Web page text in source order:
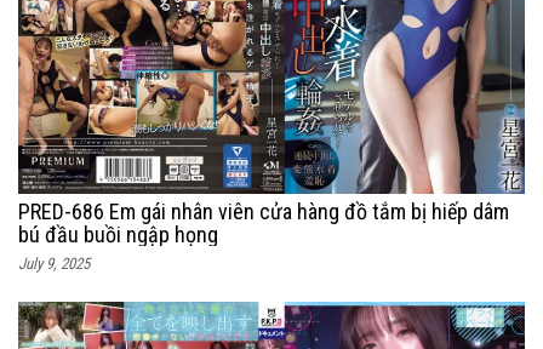
PRED-686 Em gái nhân viên cửa hàng đồ tắm bị hiếp dâm
bú đầu buồi ngập họng
July 9, 2025